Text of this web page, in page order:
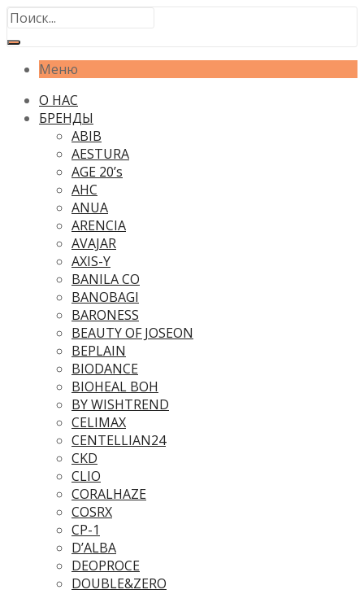
Меню
О НАС
БРЕНДЫ
ABIB
AESTURA
AGE 20’s
AHC
ANUA
ARENCIA
AVAJAR
AXIS-Y
BANILA CO
BANOBAGI
BARONESS
BEAUTY OF JOSEON
BEPLAIN
BIODANCE
BIOHEAL BOH
BY WISHTREND
CELIMAX
CENTELLIAN24
CKD
CLIO
CORALHAZE
COSRX
CP-1
D’ALBA
DEOPROCE
DOUBLE&ZERO